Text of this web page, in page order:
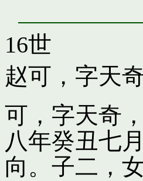
16世
赵可，字天
可，字天奇
八年癸丑七
向。子二，女